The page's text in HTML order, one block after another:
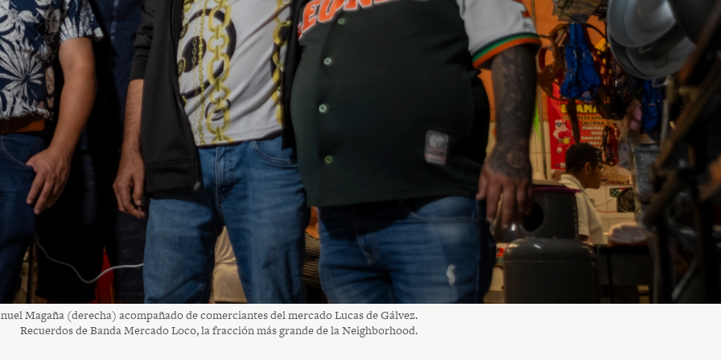
Magaña (derecha) acompañado de comerciantes del mercado Lucas de Gálvez.
Recuerdos de Banda Mercado Loco, la fracción más grande de la Neighborhood.